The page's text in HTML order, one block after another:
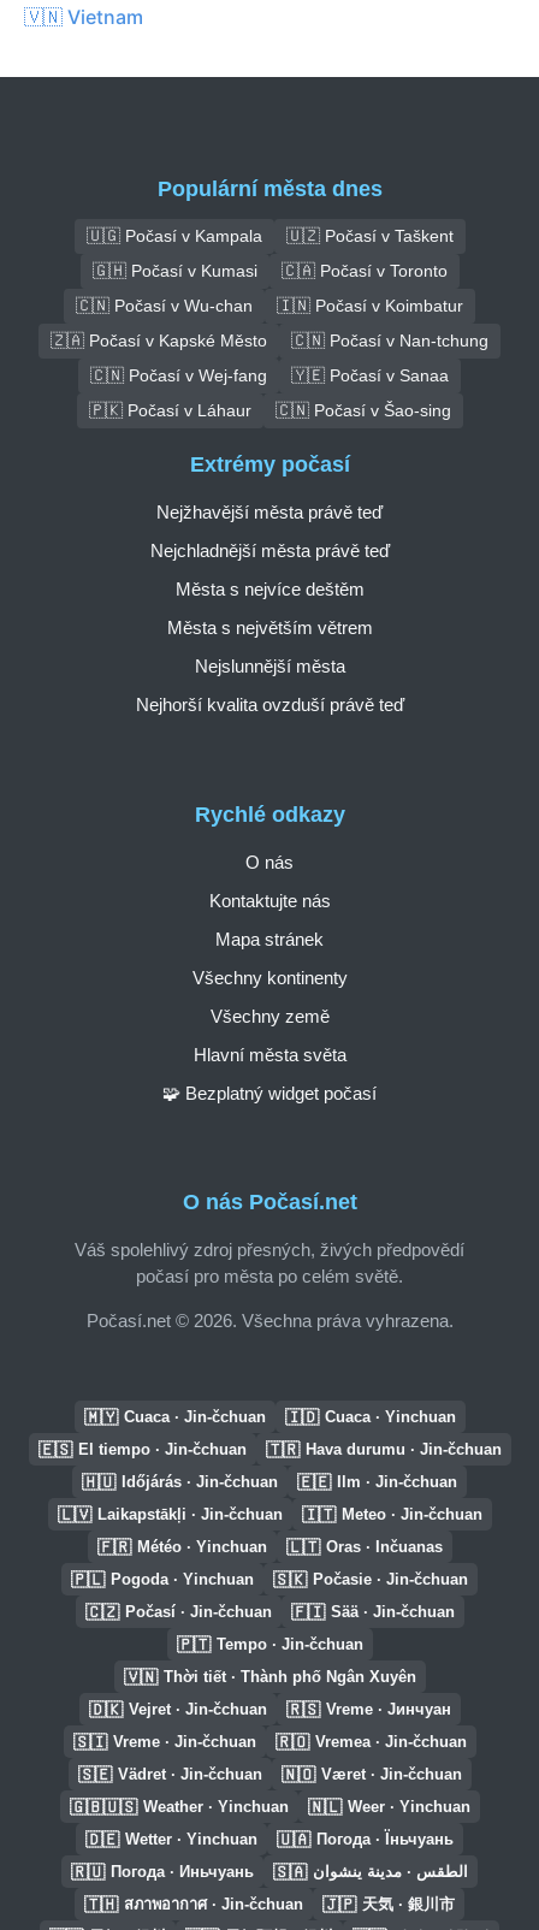
🇻🇳 Vietnam
Populární města dnes
🇺🇬 Počasí v Kampala
🇺🇿 Počasí v Taškent
🇬🇭 Počasí v Kumasi
🇨🇦 Počasí v Toronto
🇨🇳 Počasí v Wu-chan
🇮🇳 Počasí v Koimbatur
🇿🇦 Počasí v Kapské Město
🇨🇳 Počasí v Nan-tchung
🇨🇳 Počasí v Wej-fang
🇾🇪 Počasí v Sanaa
🇵🇰 Počasí v Láhaur
🇨🇳 Počasí v Šao-sing
O nás Počasí.net
Váš spolehlivý zdroj přesných, živých předpovědí
počasí pro města po celém světě.
Počasí.net © 2026. Všechna práva vyhrazena.
Rychlé odkazy
O nás
Kontaktujte nás
Mapa stránek
Všechny kontinenty
Všechny země
Hlavní města světa
🧩 Bezplatný widget počasí
Extrémy počasí
Nejžhavější města právě teď
Nejchladnější města právě teď
Města s nejvíce deštěm
Města s největším větrem
Nejslunnější města
Nejhorší kvalita ovzduší právě teď
🇲🇾 Cuaca · Jin-čchuan 🇮🇩 Cuaca · Yinchuan
🇪🇸 El tiempo · Jin-čchuan 🇹🇷 Hava durumu · Jin-čchuan
🇭🇺 Időjárás · Jin-čchuan 🇪🇪 Ilm · Jin-čchuan
🇱🇻 Laikapstākļi · Jin-čchuan 🇮🇹 Meteo · Jin-čchuan
🇫🇷 Météo · Yinchuan 🇱🇹 Oras · Inčuanas
🇵🇱 Pogoda · Yinchuan 🇸🇰 Počasie · Jin-čchuan
🇨🇿 Počasí · Jin-čchuan 🇫🇮 Sää · Jin-čchuan
🇵🇹 Tempo · Jin-čchuan
🇻🇳 Thời tiết · Thành phố Ngân Xuyên
🇩🇰 Vejret · Jin-čchuan 🇷🇸 Vreme · Јинчуан
🇸🇮 Vreme · Jin-čchuan 🇷🇴 Vremea · Jin-čchuan
🇸🇪 Vädret · Jin-čchuan 🇳🇴 Været · Jin-čchuan
🇬🇧🇺🇸 Weather · Yinchuan 🇳🇱 Weer · Yinchuan
🇩🇪 Wetter · Yinchuan 🇺🇦 Погода · Їньчуань
🇷🇺 Погода · Иньчуань 🇸🇦 الطقس · مدينة ينشوان
🇹🇭 สภาพอากาศ · Jin-čchuan 🇯🇵 天気 · 銀川市